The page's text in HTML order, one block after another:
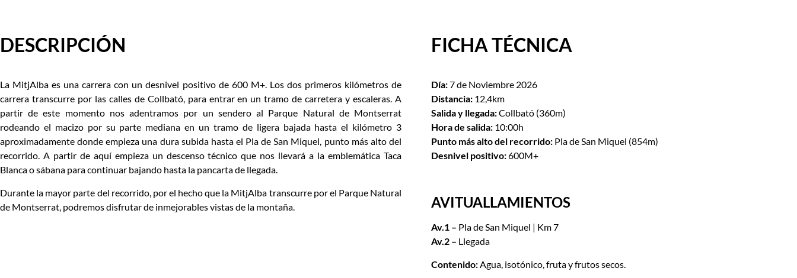
DESCRIPCIÓN
La MitjAlba es una carrera con un desnivel positivo de 600 M+. Los dos primeros kilómetros de
carrera transcurre por las calles de Collbató, para entrar en un tramo de carretera y escaleras. A
partir de este momento nos adentramos por un sendero al Parque Natural de Montserrat
rodeando el macizo por su parte mediana en un tramo de ligera bajada hasta el kilómetro 3
aproximadamente donde empieza una dura subida hasta el Pla de San Miquel, punto más alto del
recorrido. A partir de aquí empieza un descenso técnico que nos llevará a la emblemática Taca
Blanca o sábana para continuar bajando hasta la pancarta de llegada.
Durante la mayor parte del recorrido, por el hecho que la MitjAlba transcurre por el Parque Natural
de Montserrat, podremos disfrutar de inmejorables vistas de la montaña.
FICHA TÉCNICA
Día:7 de Noviembre 2026
Distancia: 12,4km
Salida y llegada:Collbató (360m)
Hora de salida: 10:00h
Punto más alto del recorrido: Pla de San Miquel (854m)
Desnivel positivo:600M+
AVITUALLAMIENTOS
Av.1 – Pla de San Miquel | Km 7
Av.2 – Llegada
Contenido: Agua, isotónico, fruta y frutos secos.